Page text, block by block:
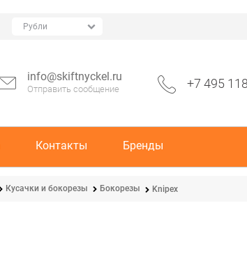
info@skiftnyckel.ru
Отправить сообщение +7 495
Контакты Бренды
Кусачки и бокорезы Бокорезы Knipex